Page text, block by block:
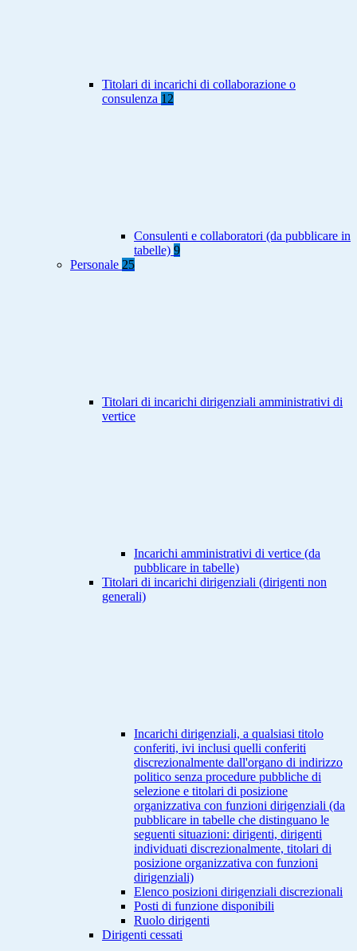
Titolari di incarichi di collaborazione o
consulenza 12
Consulenti e collaboratori (da pubblicare in
tabelle) 9
Personale 25
Titolari di incarichi dirigenziali amministrativi di
vertice
Incarichi amministrativi di vertice (da
pubblicare in tabelle)
Titolari di incarichi dirigenziali (dirigenti non
generali)
Incarichi dirigenziali, a qualsiasi titolo
conferiti, ivi inclusi quelli conferiti
discrezionalmente dall'organo di indirizzo
politico senza procedure pubbliche di
selezione e titolari di posizione
organizzativa con funzioni dirigenziali (da
pubblicare in tabelle che distinguano le
seguenti situazioni: dirigenti, dirigenti
individuati discrezionalmente, titolari di
posizione organizzativa con funzioni
dirigenziali)
Elenco posizioni dirigenziali discrezionali
Posti di funzione disponibili
Ruolo dirigenti
Dirigenti cessati